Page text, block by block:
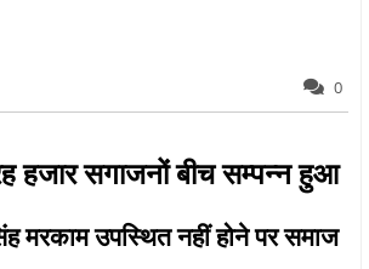
0
हजार सगाजनों बीच सम्पन्न हुआ
मरकाम उपस्थित नहीं होने पर समाज